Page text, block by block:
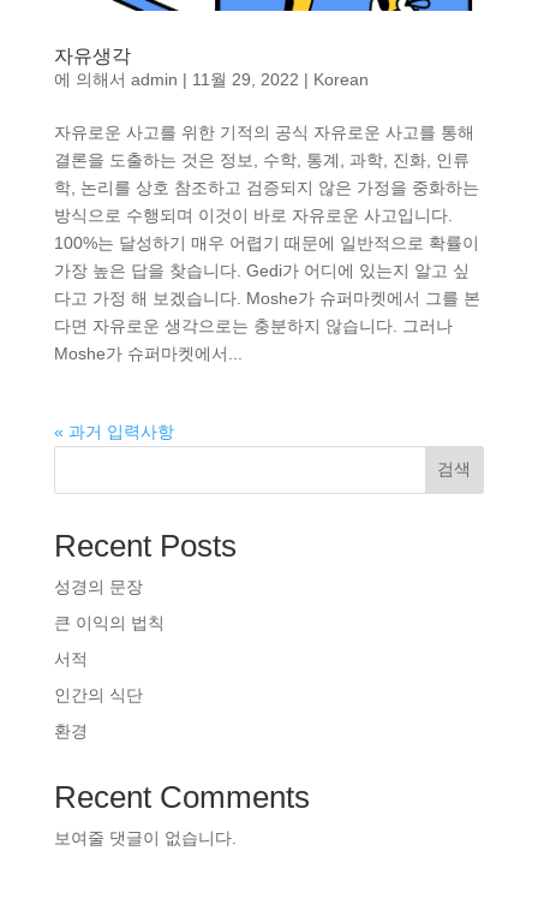
자유생각
에 의해서 admin | 11월 29, 2022 | Korean
자유로운 사고를 위한 기적의 공식 자유로운 사고를 통해
결론을 도출하는 것은 정보, 수학, 통계, 과학, 진화, 인류
학, 논리를 상호 참조하고 검증되지 않은 가정을 중화하는
방식으로 수행되며 이것이 바로 자유로운 사고입니다.
100%는 달성하기 매우 어렵기 때문에 일반적으로 확률이
가장 높은 답을 찾습니다. Gedi가 어디에 있는지 알고 싶
다고 가정 해 보겠습니다. Moshe가 슈퍼마켓에서 그를 본
다면 자유로운 생각으로는 충분하지 않습니다. 그러나
Moshe가 슈퍼마켓에서...
« 과거 입력사항
검색
Recent Posts
성경의 문장
큰 이익의 법칙
서적
인간의 식단
환경
Recent Comments
보여줄 댓글이 없습니다.